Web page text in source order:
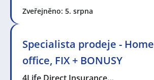
Zveřejněno: 5. srpna
Specialista prodeje - Home
office, FIX + BONUSY